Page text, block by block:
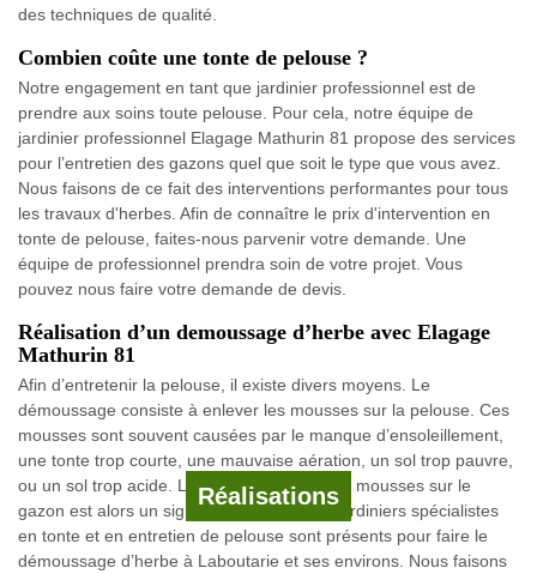
Réalisations
des techniques de qualité.
Combien coûte une tonte de pelouse ?
Notre engagement en tant que jardinier professionnel est de
prendre aux soins toute pelouse. Pour cela, notre équipe de
jardinier professionnel Elagage Mathurin 81 propose des services
pour l’entretien des gazons quel que soit le type que vous avez.
Nous faisons de ce fait des interventions performantes pour tous
les travaux d'herbes. Afin de connaître le prix d'intervention en
tonte de pelouse, faites-nous parvenir votre demande. Une
équipe de professionnel prendra soin de votre projet. Vous
pouvez nous faire votre demande de devis.
Réalisation d’un demoussage d’herbe avec Elagage
Mathurin 81
Afin d’entretenir la pelouse, il existe divers moyens. Le
démoussage consiste à enlever les mousses sur la pelouse. Ces
mousses sont souvent causées par le manque d’ensoleillement,
une tonte trop courte, une mauvaise aération, un sol trop pauvre,
ou un sol trop acide. Le développement des mousses sur le
gazon est alors un signe de maladie. Nos jardiniers spécialistes
en tonte et en entretien de pelouse sont présents pour faire le
démoussage d’herbe à Laboutarie et ses environs. Nous faisons